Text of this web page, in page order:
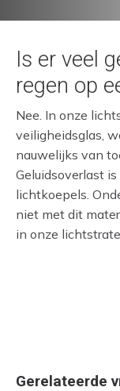
Is er veel
regen op
Nee. In onze
veiligheidsglas,
nauwelijks van
Geluidsoverlast
lichtkoepels.
niet met dit
in onze
Gerelateerde